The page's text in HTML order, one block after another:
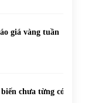
giá vàng tuần
chưa từng có